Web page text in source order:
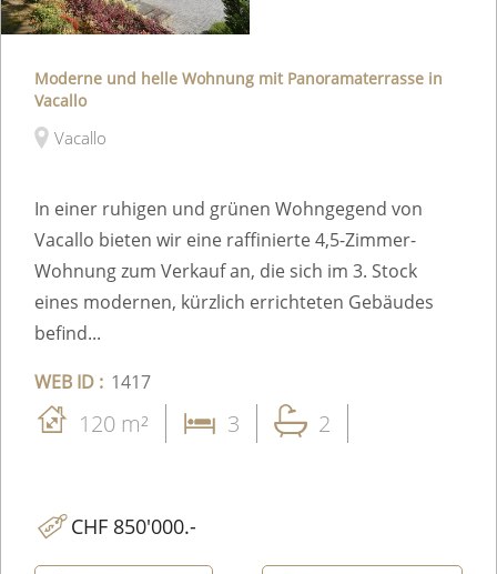
Moderne und helle Wohnung mit Panoramaterrasse in
Vacallo
Vacallo
In einer ruhigen und grünen Wohngegend von
Vacallo bieten wir eine raffinierte 4,5-Zimmer-
Wohnung zum Verkauf an, die sich im 3. Stock
eines modernen, kürzlich errichteten Gebäudes
befind...
WEB ID : 1417
120 m² 3 2
CHF 850'000.-